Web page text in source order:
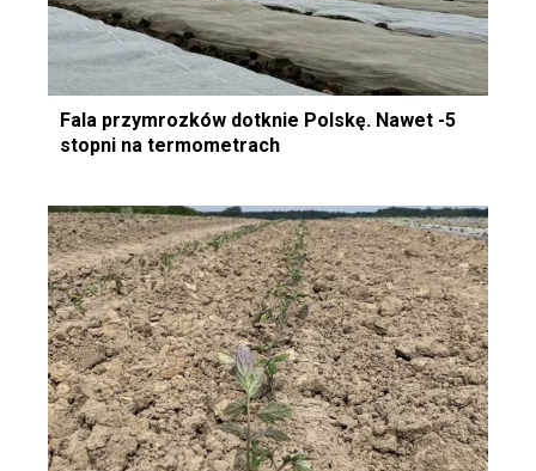
Fala przymrozków dotknie Polskę. Nawet -5
stopni na termometrach